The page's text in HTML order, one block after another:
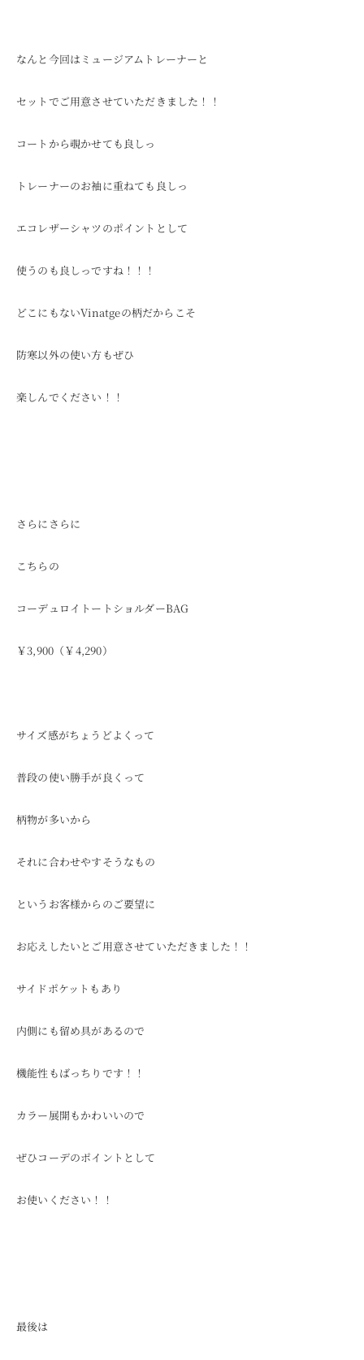
なんと今回はミュージアムトレーナーと
セットでご用意させていただきました！！
コートから覗かせても良しっ
トレーナーのお袖に重ねても良しっ
エコレザーシャツのポイントとして
使うのも良しっですね！！！
どこにもないVinatgeの柄だからこそ
防寒以外の使い方もぜひ
楽しんでください！！
さらにさらに
こちらの
コーデュロイトートショルダーBAG
￥3,900（￥4,290）
サイズ感がちょうどよくって
普段の使い勝手が良くって
柄物が多いから
それに合わせやすそうなもの
というお客様からのご要望に
お応えしたいとご用意させていただきました！！
サイドポケットもあり
内側にも留め具があるので
機能性もばっちりです！！
カラー展開もかわいいので
ぜひコーデのポイントとして
お使いください！！
最後は